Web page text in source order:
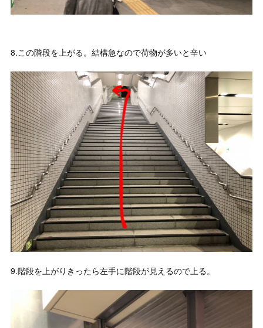
8.この階段を上がる。結構急なので荷物が多いと辛い
9.階段を上がりきったら左手に階段が見えるので上る。